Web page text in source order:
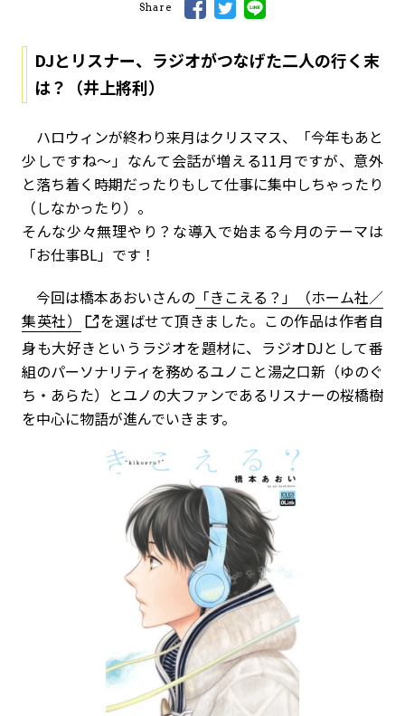
Share
DJとリスナー、ラジオがつなげた二人の行く末
は？（井上將利）
ハロウィンが終わり来月はクリスマス、「今年もあと
少しですね～」なんて会話が増える11月ですが、意外
と落ち着く時期だったりもして仕事に集中しちゃったり
（しなかったり）。
そんな少々無理やり？な導入で始まる今月のテーマは
「お仕事BL」です！
今回は橋本あおいさんの 「きこえる？」（ホーム社／
集英社）
を選ばせて頂きました。この作品は作者自
身も大好きというラジオを題材に、ラジオDJとして番
組のパーソナリティを務めるユノこと湯之口新（ゆのぐ
ち・あらた）とユノの大ファンであるリスナーの桜橋樹
を中心に物語が進んでいきます。